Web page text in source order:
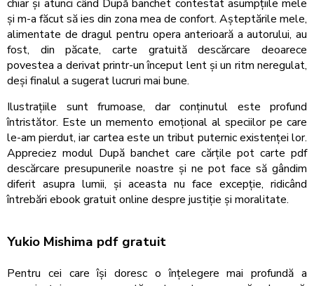
chiar și atunci când După banchet contestat asumpțiile mele
și m-a făcut să ies din zona mea de confort. Așteptările mele,
alimentate de dragul pentru opera anterioară a autorului, au
fost, din păcate, carte gratuită descărcare deoarece
povestea a derivat printr-un început lent și un ritm neregulat,
deși finalul a sugerat lucruri mai bune.
Ilustrațiile sunt frumoase, dar conținutul este profund
întristător. Este un memento emoțional al speciilor pe care
le-am pierdut, iar cartea este un tribut puternic existenței lor.
Appreciez modul După banchet care cărțile pot carte pdf
descărcare presupunerile noastre și ne pot face să gândim
diferit asupra lumii, și aceasta nu face excepție, ridicând
întrebări ebook gratuit online despre justiție și moralitate.
Yukio Mishima pdf gratuit
Pentru cei care își doresc o înțelegere mai profundă a